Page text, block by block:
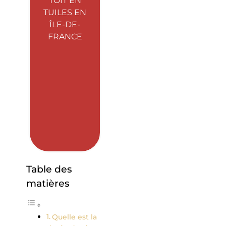
TUILES EN
ÎLE-DE-
FRANCE
Table des
matières
Quelle est la